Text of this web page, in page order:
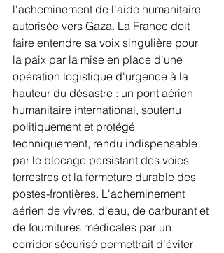
l'acheminement de l'aide humanitaire
autorisée vers Gaza. La France doit
faire entendre sa voix singulière pour
la paix par la mise en place d'une
opération logistique d'urgence à la
hauteur du désastre : un pont aérien
humanitaire international, soutenu
politiquement et protégé
techniquement, rendu indispensable
par le blocage persistant des voies
terrestres et la fermeture durable des
postes-frontières. L'acheminement
aérien de vivres, d'eau, de carburant et
de fournitures médicales par un
corridor sécurisé permettrait d'éviter